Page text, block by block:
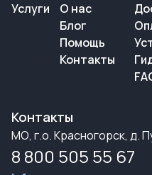
Услуги
О нас
Блог
Помощь
Контакты
Контакты
МО, г.о. Красногорск, д.
8 800 505 55 67